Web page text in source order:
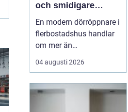
och smidigare
entréer i vardagen
En modern dörröppnare i
flerbostadshus handlar
om mer än
bekvämlighet. Rätt
lösning ökar
slitaget på dörrar och
04 augusti 2026